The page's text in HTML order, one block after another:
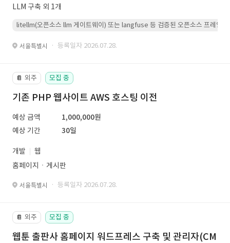
LLM 구축 외 1개
litellm(오픈소스 llm 게이트웨이) 또는 langfuse 등 검증된 오픈소스 프레임워
서울특별시 · 등록일자 2026.07.28.
📔 외주 모집 중
기존 PHP 웹사이트 AWS 호스팅 이전
예상 금액
1,000,000원
예상 기간
30일
개발
웹
홈페이지ㆍ게시판
서울특별시 · 등록일자 2026.07.28.
📔 외주 모집 중
웹툰 출판사 홈페이지 워드프레스 구축 및 관리자(CM